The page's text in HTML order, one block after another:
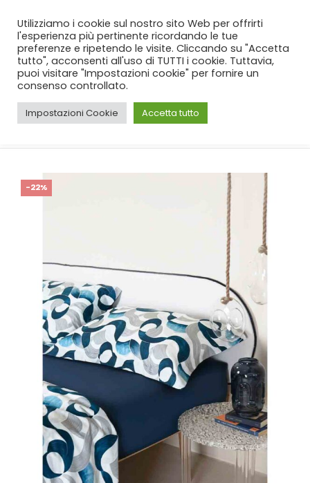
SPEDIZIONE GRATUITA per ordini da 99€!
CASA SHOP CAMERA
LENZUOLA
-22%
Utilizziamo i cookie sul nostro sito Web per offrirti
l'esperienza più pertinente ricordando le tue
preferenze e ripetendo le visite. Cliccando su "Accetta
tutto", acconsenti all'uso di TUTTI i cookie. Tuttavia,
puoi visitare "Impostazioni cookie" per fornire un
consenso controllato.
Impostazioni Cookie Accetta tutto